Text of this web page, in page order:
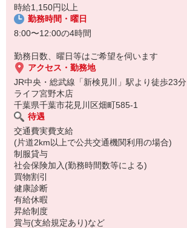
時給1,150円以上
勤務時間・曜日
8:00〜12:00の4時間
勤務日数、曜日等はご希望を伺います
アクセス・勤務地
JR中央・総武線「新検見川」駅より徒歩23分
ライフ宮野木店
千葉県千葉市花見川区畑町585-1
待遇
交通費実費支給
(片道2km以上で公共交通機関利用の場合)
制服貸与
社会保険加入(勤務時間数等による)
買物割引
健康診断
有給休暇
昇給制度
賞与(支給規定あり)など